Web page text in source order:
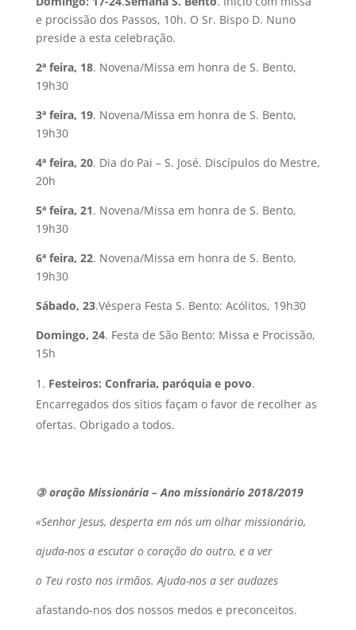
e procissão dos Passos, 10h. O Sr. Bispo D. Nuno
preside a esta celebração.
2ª feira, 18. Novena/Missa em honra de S. Bento,
19h30
3ª feira, 19. Novena/Missa em honra de S. Bento,
19h30
4ª feira, 20. Dia do Pai – S. José. Discípulos do Mestre,
20h
5ª feira, 21. Novena/Missa em honra de S. Bento,
19h30
6ª feira, 22. Novena/Missa em honra de S. Bento,
19h30
Sábado, 23.Véspera Festa S. Bento: Acólitos, 19h30
Domingo, 24. Festa de São Bento: Missa e Procissão,
15h
Festeiros: Confraria, paróquia e povo.
Encarregados dos sítios façam o favor de recolher as
ofertas. Obrigado a todos.
③ oração Missionária – Ano missionário 2018/2019
«Senhor Jesus, desperta em nós um olhar missionário,
ajuda-nos a escutar o coração do outro, e a ver
o Teu rosto nos irmãos. Ajuda-nos a ser audazes
afastando-nos dos nossos medos e preconceitos.